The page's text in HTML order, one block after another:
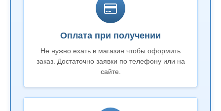
Оплата при получении
Не нужно ехать в магазин чтобы оформить
заказ. Достаточно заявки по телефону или на
сайте.